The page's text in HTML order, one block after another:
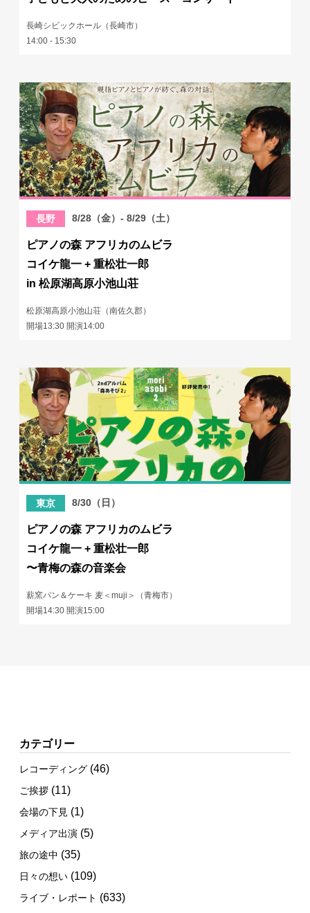
長崎シビックホール（長崎市）
14:00 - 15:30
長野 8/28（金）- 8/29（土）
ピアノの森 アフリカのムビラ
コイケ龍一 + 重松壮一郎
in 松原湖高原小池山荘
松原湖高原小池山荘（南佐久郡）
開場13:30 開演14:00
東京 8/30（日）
ピアノの森 アフリカのムビラ
コイケ龍一 + 重松壮一郎
〜青梅の森の音楽会
薪窯パン＆ケーキ 麦＜muji＞（青梅市）
開場14:30 開演15:00
カテゴリー
レコーディング (46)
ご挨拶 (11)
会場の下見 (1)
メディア出演 (5)
旅の途中 (35)
日々の想い (109)
ライブ・レポート (633)